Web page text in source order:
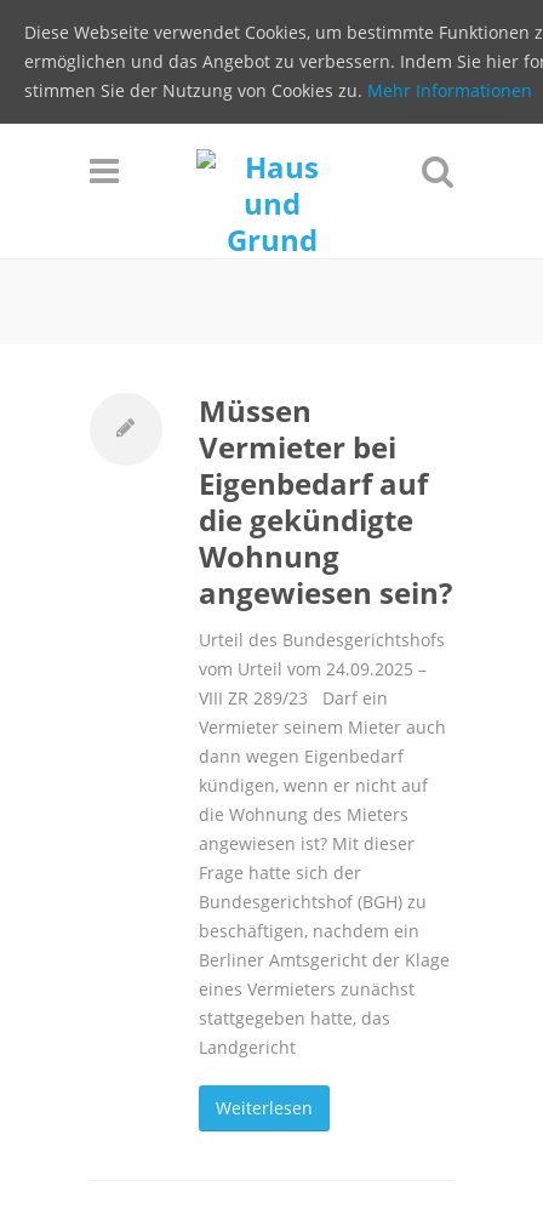
Müssen
Vermieter bei
Eigenbedarf auf
die gekündigte
Wohnung
angewiesen sein?
Urteil des Bundesgerichtshofs
vom Urteil vom 24.09.2025 –
VIII ZR 289/23 Darf ein
Vermieter seinem Mieter auch
dann wegen Eigenbedarf
kündigen, wenn er nicht auf
die Wohnung des Mieters
angewiesen ist? Mit dieser
Frage hatte sich der
Bundesgerichtshof (BGH) zu
beschäftigen, nachdem ein
Berliner Amtsgericht der Klage
eines Vermieters zunächst
stattgegeben hatte, das
Landgericht
Weiterlesen
Diese Webseite verwendet Cookies, um bestimmte Funktionen
ermöglichen und das Angebot zu verbessern. Indem Sie hier
stimmen Sie der Nutzung von Cookies zu. Mehr Informationen